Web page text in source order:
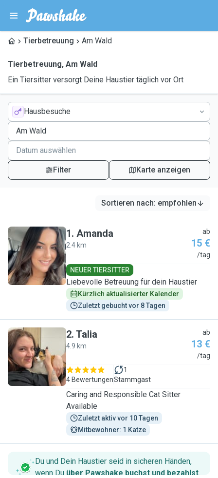
Tierbetreuung Am Wald
Tierbetreuung, Am Wald
Ein Tiersitter versorgt Deine Haustier täglich vor Ort
Hausbesuche
Filter Karte anzeigen
Sortieren nach: empfohlen
A
1. Amanda
2.4 km
ab
15 €
/tag
NEUER TIERSITTER
Liebevolle Betreuung für dein Haustier
Kürzlich aktualisierter Kalender
Zuletzt gebucht vor 8 Tagen
T
2. Talia
4.9 km
ab
13 €
/tag
4 Bewertungen
1
Stammgast
Caring and Responsible Cat Sitter
Available
Zuletzt aktiv vor 10 Tagen
Mitbewohner: 1 Katze
Du und Dein Haustier seid in sicheren Händen,
wenn Du über Pawshake buchst und bezahlst.